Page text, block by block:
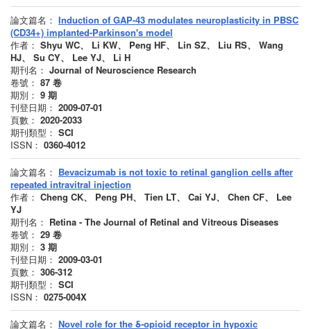
論文篇名： Induction of GAP-43 modulates neuroplasticity in PBSC
(CD34+) implanted-Parkinson's model
作者： Shyu WC、 Li KW、 Peng HF、 Lin SZ、 Liu RS、 Wang
HJ、 Su CY、 Lee YJ、 Li H
期刊名： Journal of Neuroscience Research
卷號： 87 卷
期別： 9 期
刊登日期： 2009-07-01
頁數： 2020-2033
期刊類型： SCI
ISSN： 0360-4012
論文篇名： Bevacizumab is not toxic to retinal ganglion cells after
repeated intravitral injection
作者： Cheng CK、 Peng PH、 Tien LT、 Cai YJ、 Chen CF、 Lee
YJ
期刊名： Retina - The Journal of Retinal and Vitreous Diseases
卷號： 29 卷
期別： 3 期
刊登日期： 2009-03-01
頁數： 306-312
期刊類型： SCI
ISSN： 0275-004X
論文篇名： Novel role for the δ-opioid receptor in hypoxic